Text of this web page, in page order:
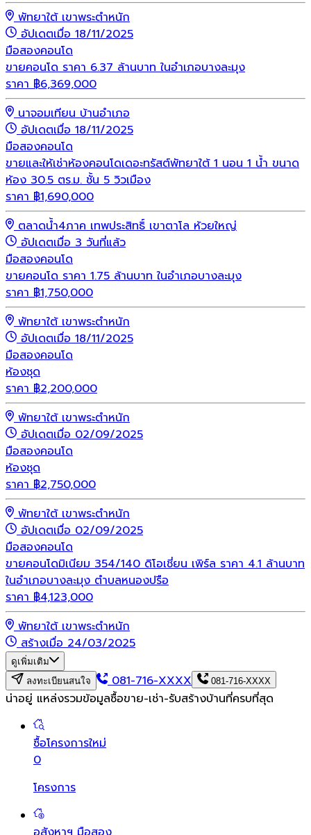
พัทยาใต้ เขาพระตำหนัก
อัปเดตเมื่อ 18/11/2025
มือสองคอนโด
ขายคอนโด ราคา 6.37 ล้านบาท ในอำเภอบางละมุง
ราคา ฿6,369,000
นาจอมเทียน บ้านอำเภอ
อัปเดตเมื่อ 18/11/2025
มือสองคอนโด
ขายและให้เช่าห้องคอนโดเดอะทรัสต์พัทยาใต้ 1 นอน 1 น้ำ ขนาด
ห้อง 30.5 ตร.ม. ชั้น 5 วิวเมือง
ราคา ฿1,690,000
ตลาดน้ำ4ภาค เทพประสิทธิ์ เขาตาโล ห้วยใหญ่
อัปเดตเมื่อ 3 วันที่แล้ว
มือสองคอนโด
ขายคอนโด ราคา 1.75 ล้านบาท ในอำเภอบางละมุง
ราคา ฿1,750,000
พัทยาใต้ เขาพระตำหนัก
อัปเดตเมื่อ 18/11/2025
มือสองคอนโด
ห้องชุด
ราคา ฿2,200,000
พัทยาใต้ เขาพระตำหนัก
อัปเดตเมื่อ 02/09/2025
มือสองคอนโด
ห้องชุด
ราคา ฿2,750,000
พัทยาใต้ เขาพระตำหนัก
อัปเดตเมื่อ 02/09/2025
มือสองคอนโด
ขายคอนโดมิเนียม 354/140 ดิโอเชี่ยน เพิร์ล ราคา 4.1 ล้านบาท
ในอำเภอบางละมุง ตำบลหนองปรือ
ราคา ฿4,123,000
พัทยาใต้ เขาพระตำหนัก
สร้างเมื่อ 24/03/2025
ดูเพิ่มเติม
ลงทะเบียนสนใจ
081-716-XXXX 081-716-XXXX
น่าอยู่ แหล่งรวมข้อมูลซื้อขาย-เช่า-รับสร้างบ้านที่ครบที่สุด
ซื้อโครงการใหม่
0
โครงการ